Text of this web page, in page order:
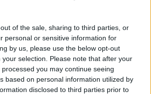
of the sale, sharing to third parties, or
personal or sensitive information for
by us, please use the below opt-out
selection. Please note that after your
you may continue seeing
based on personal information utilized by
disclosed to third parties prior to
alla